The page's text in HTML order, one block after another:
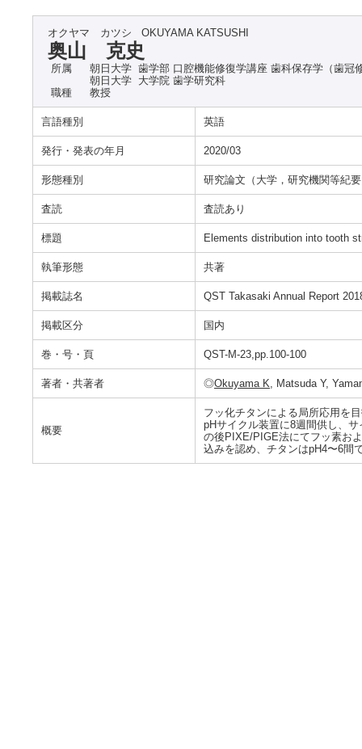
オクヤマ カツシ OKUYAMA KATSUSHI
奥山 克史
所属
朝日大学 歯学部 口腔機能修復学講座 歯科保存学（歯冠
朝日大学 大学院 歯学研究科
職種
教授
言語種別 英語
発行・発表の年月 2020/03
形態種別 研究論文（大学，研究機関等紀
査読 査読あり
標題 Elements distribution into tooth
執筆形態 共著
掲載誌名 QST Takasaki Annual Report
掲載区分 国内
巻・号・頁 QST-M-23,pp.100-100
著者・共著者 ◎Okuyama K, Matsuda Y,
概要
フッ化チタンによる局所応用を
pHサイクル装置に8週間供し、
の後PIXE/PIGE法にてフッ素お
込みを認め、チタンはpH4〜6間